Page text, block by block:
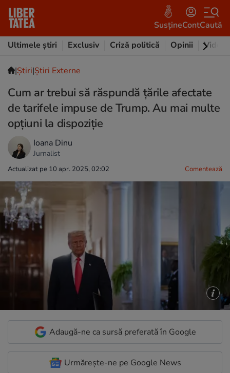
SusțineContCaută
Ultimele știri
Exclusiv Criză politică Opinii Video
|Ştiri|Știri Externe
Cum ar trebui să răspundă țările afectate
de tarifele impuse de Trump. Au mai multe
opțiuni la dispoziție
Ioana Dinu
Jurnalist
Actualizat pe 10 apr. 2025, 02:02 Comentează
Adaugă-ne ca sursă preferată în Google
Urmărește-ne pe Google News